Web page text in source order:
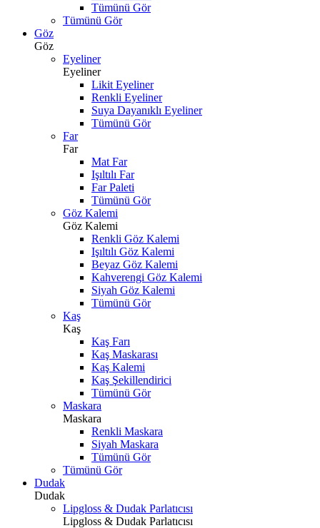
Tümünü Gör
Tümünü Gör
Göz
Göz
Eyeliner
Eyeliner
Likit Eyeliner
Renkli Eyeliner
Suya Dayanıklı Eyeliner
Tümünü Gör
Far
Far
Mat Far
Işıltılı Far
Far Paleti
Tümünü Gör
Göz Kalemi
Göz Kalemi
Renkli Göz Kalemi
Işıltılı Göz Kalemi
Beyaz Göz Kalemi
Kahverengi Göz Kalemi
Siyah Göz Kalemi
Tümünü Gör
Kaş
Kaş
Kaş Farı
Kaş Maskarası
Kaş Kalemi
Kaş Şekillendirici
Tümünü Gör
Maskara
Maskara
Renkli Maskara
Siyah Maskara
Tümünü Gör
Tümünü Gör
Dudak
Dudak
Lipgloss & Dudak Parlatıcısı
Lipgloss & Dudak Parlatıcısı